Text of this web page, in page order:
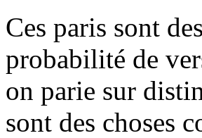
Ces paris sont
probabilité de
on parie sur
sont des choses